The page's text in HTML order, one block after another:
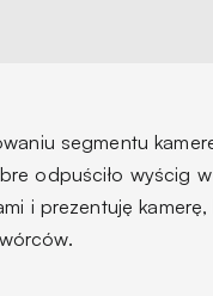
segmentu
odpuściło wyścig
i prezentuję